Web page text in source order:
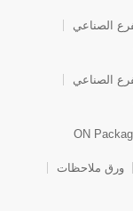
الصناعي
الصناعي
ON
ورق ملاحظات